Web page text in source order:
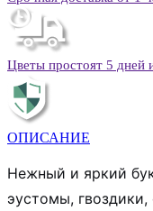
Цветы простоят 5 дней
ОПИСАНИЕ
Нежный и яркий
эустомы, гвоздики,